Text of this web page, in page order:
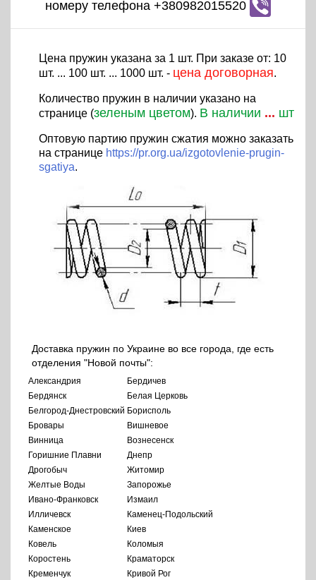
номеру телефона +380982015520
Цена пружин указана за 1 шт. При заказе от: 10
шт. ... 100 шт. ... 1000 шт. - цена договорная.
Количество пружин в наличии указано на
странице (зеленым цветом). В наличии ... шт
Оптовую партию пружин сжатия можно заказать
на странице https://pr.org.ua/izgotovlenie-prugin-
sgatiya.
Доставка пружин по Украине во все города, где есть
отделения "Новой почты":
Александрия
Бердичев
Бердянск
Белая Церковь
Белгород-Днестровский Борисполь
Бровары
Вишневое
Винница
Вознесенск
Горишние Плавни
Днепр
Дрогобыч
Житомир
Желтые Воды
Запорожье
Ивано-Франковск
Измаил
Илличевск
Каменец-Подольский
Каменское
Киев
Ковель
Коломыя
Коростень
Краматорск
Кременчук
Кривой Рог